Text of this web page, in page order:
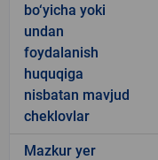
bo‘yicha yoki
undan
foydalanish
huquqiga
nisbatan mavjud
cheklovlar
Mazkur yer